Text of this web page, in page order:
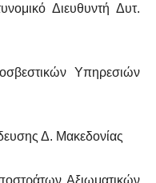
Διευθυντή Δυτ.
Υπηρεσιών
Δ. Μακεδονίας
Αξιωματικών